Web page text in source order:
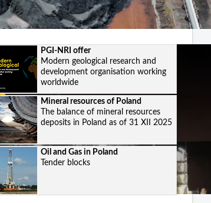
PGI-NRI offer
Modern geological research and
development organisation working
worldwide
Mineral resources of Poland
The balance of mineral resources
deposits in Poland as of 31 XII 2025
Oil and Gas in Poland
Tender blocks